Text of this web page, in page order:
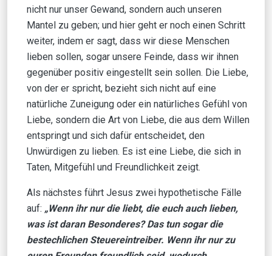
nicht nur unser Gewand, sondern auch unseren
Mantel zu geben; und hier geht er noch einen Schritt
weiter, indem er sagt, dass wir diese Menschen
lieben sollen, sogar unsere Feinde, dass wir ihnen
gegenüber positiv eingestellt sein sollen. Die Liebe,
von der er spricht, bezieht sich nicht auf eine
natürliche Zuneigung oder ein natürliches Gefühl von
Liebe, sondern die Art von Liebe, die aus dem Willen
entspringt und sich dafür entscheidet, den
Unwürdigen zu lieben. Es ist eine Liebe, die sich in
Taten, Mitgefühl und Freundlichkeit zeigt.
Als nächstes führt Jesus zwei hypothetische Fälle
auf: „Wenn ihr nur die liebt, die euch auch lieben,
was ist daran Besonderes? Das tun sogar die
bestechlichen Steuereintreiber. Wenn ihr nur zu